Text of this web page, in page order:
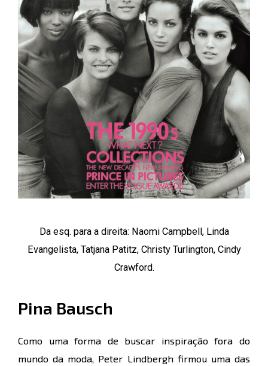
Da esq. para a direita: Naomi Campbell, Linda
Evangelista, Tatjana Patitz, Christy Turlington, Cindy
Crawford.
Pina Bausch
Como uma forma de buscar inspiração fora do
mundo da moda, Peter Lindbergh firmou uma das